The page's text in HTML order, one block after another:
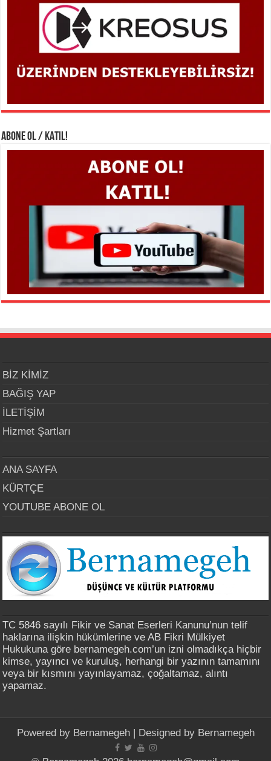
ABONE OL / KATIL!
BİZ KİMİZ
BAĞIŞ YAP
İLETİŞİM
Hizmet Şartları
ANA SAYFA
KÜRTÇE
YOUTUBE ABONE OL
TC 5846 sayılı Fikir ve Sanat Eserleri Kanunu’nun telif
haklarına ilişkin hükümlerine ve AB Fikri Mülkiyet
Hukukuna göre bernamegeh.com’un izni olmadıkça hiçbir
kimse, yayıncı ve kuruluş, herhangi bir yazının tamamını
veya bir kısmını yayınlayamaz, çoğaltamaz, alıntı
yapamaz.
Powered by Bernamegeh| Designed by Bernamegeh